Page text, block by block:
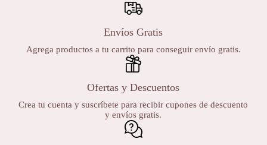
Envíos Gratis
Agrega productos a tu carrito para conseguir envío gratis.
Ofertas y Descuentos
Crea tu cuenta y suscríbete para recibir cupones de descuento
y envíos gratis.